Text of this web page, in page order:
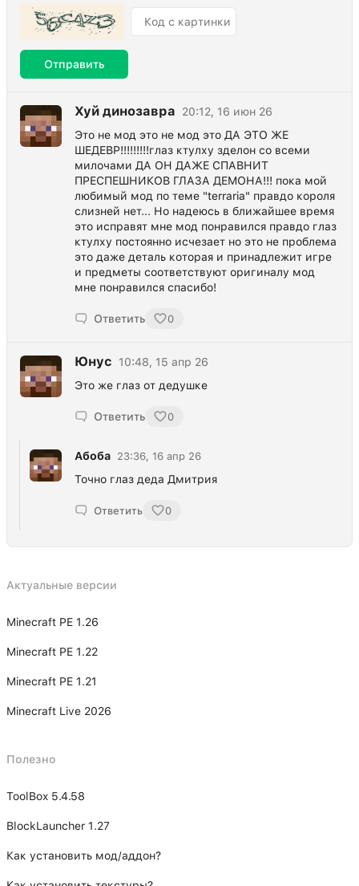
Отправить
Хуй динозавра
20:12, 16 июн 26
Это не мод это не мод это ДА ЭТО ЖЕ
ШЕДЕВР!!!!!!!!!глаз ктулху зделон со всеми
милочами ДА ОН ДАЖЕ СПАВНИТ
ПРЕСПЕШНИКОВ ГЛАЗА ДЕМОНА!!! пока мой
любимый мод по теме "terraria" правдо короля
слизней нет... Но надеюсь в ближайшее время
это исправят мне мод понравился правдо глаз
ктулху постоянно исчезает но это не проблема
это даже деталь которая и принадлежит игре
и предметы соответствуют оригиналу мод
мне понравился спасибо!
Ответить 0
Юнус
10:48, 15 апр 26
Это же глаз от дедушке
Ответить 0
Абоба 23:36, 16 апр 26
Точно глаз деда Дмитрия
Ответить 0
Актуальные версии
Minecraft PE 1.26
Minecraft PE 1.22
Minecraft PE 1.21
Minecraft Live 2026
Полезно
ToolBox 5.4.58
BlockLauncher 1.27
Как установить мод/аддон?